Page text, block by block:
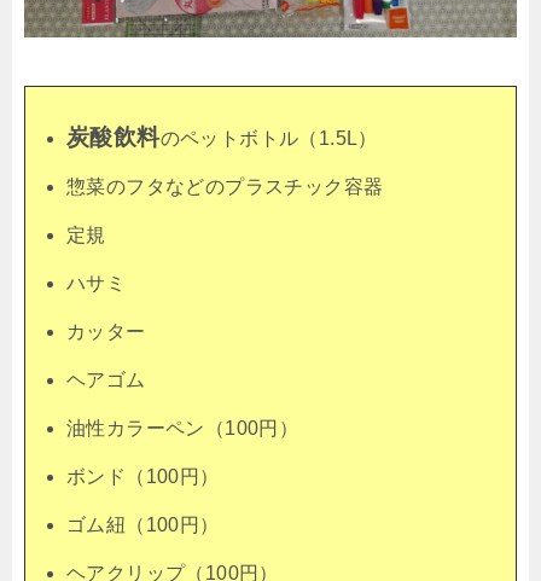
炭酸飲料のペットボトル （1.5L）
惣菜のフタなどのプラスチック容器
定規
ハサミ
カッター
ヘアゴム
油性カラーペン（100円）
ボンド（100円）
ゴム紐（100円）
ヘアクリップ（100円）